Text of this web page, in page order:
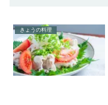
きょうの料理